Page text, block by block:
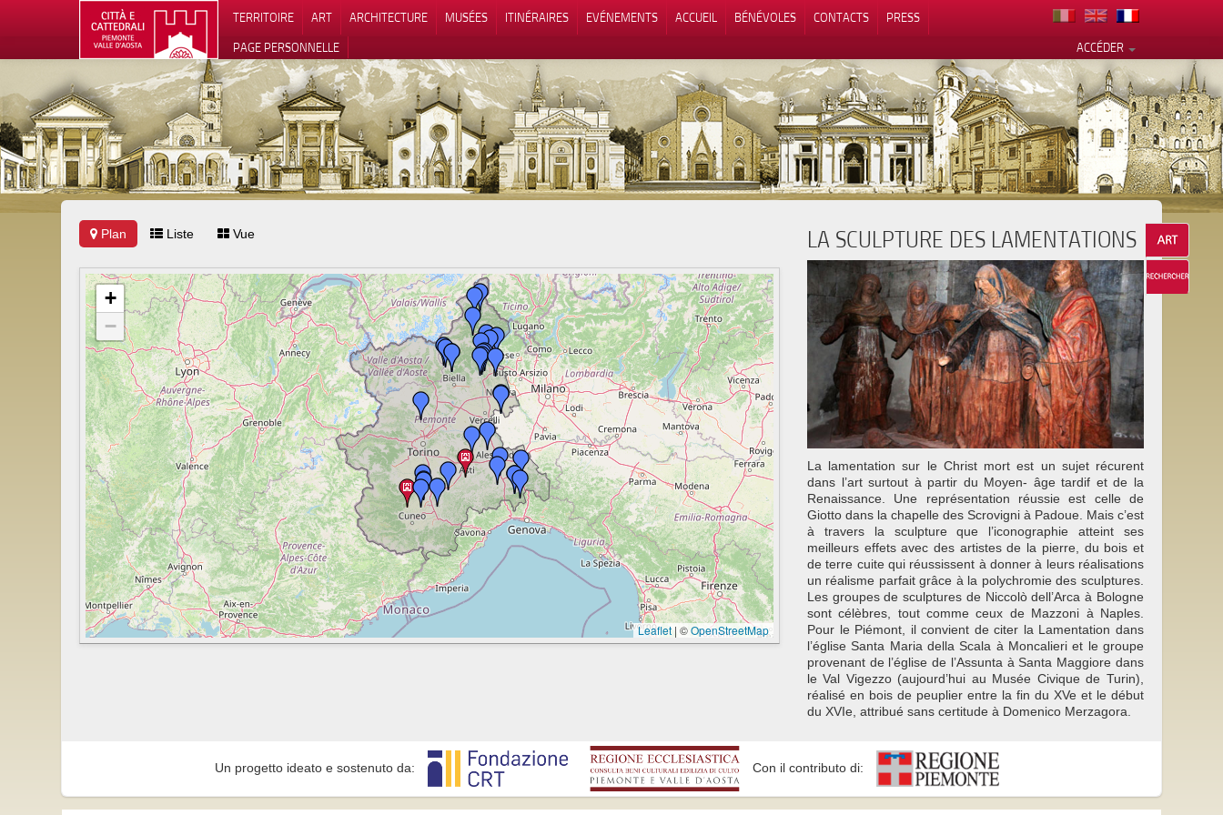
TERRITOIRE ART ARCHITECTURE MUSÉES ITINÉRAIRES EVÉNEMENTS ACCUEIL BÉNÉVOLES CONTACTS
PRESS
ACCÉDER
PAGE PERSONNELLE
Plan Liste Vue
+
−
Leaflet | ©OpenStreetMap
LA SCULPTURE DES LAMENTATIONS
La lamentation sur le Christ mort est un sujet récurent
dans l’art surtout à partir du Moyen- âge tardif et de la
Renaissance. Une représentation réussie est celle de
Giotto dans la chapelle des Scrovigni à Padoue. Mais c’est
à travers la sculpture que l’iconographie atteint ses
meilleurs effets avec des artistes de la pierre, du bois et
de terre cuite qui réussissent à donner à leurs réalisations
un réalisme parfait grâce à la polychromie des sculptures.
Les groupes de sculptures de Niccolò dell’Arca à Bologne
sont célèbres, tout comme ceux de Mazzoni à Naples.
Pour le Piémont, il convient de citer la Lamentation dans
l’église Santa Maria della Scala à Moncalieri et le groupe
provenant de l’église de l’Assunta à Santa Maggiore dans
le Val Vigezzo (aujourd’hui au Musée Civique de Turin),
réalisé en bois de peuplier entre la fin du XVe et le début
du XVIe, attribué sans certitude à Domenico Merzagora.
Un progetto ideato e sostenuto da: Con il contributo di:
Vos choix en matière de confidentialité